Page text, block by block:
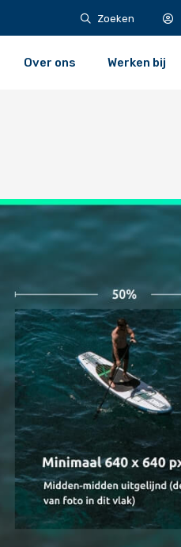
Zoeken
Over ons Werken bij